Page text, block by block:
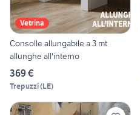
Vetrina
Consolle allungabile a 3 mt
allunghe all'interno
369 €
Trepuzzi(LE)